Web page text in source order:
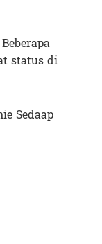
status di
Sedaap